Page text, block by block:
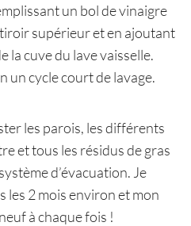
un bol de vinaigre
supérieur et en ajoutant
la cuve du lave vaisselle.
un cycle court de lavage.
les parois, les différents
et tous les résidus de gras
d’évacuation. Je
les 2 mois environ et mon
à chaque fois !